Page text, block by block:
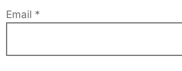
Email *